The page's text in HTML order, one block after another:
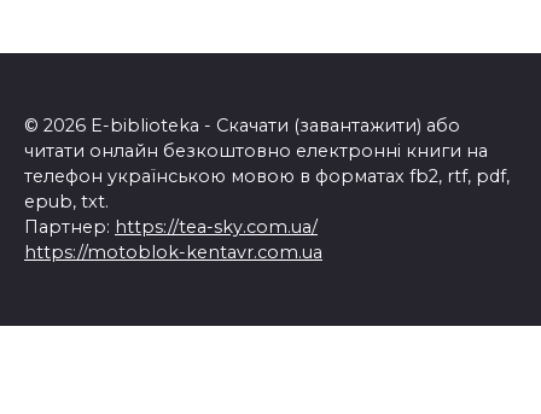
© 2026 E-biblioteka - Скачати (завантажити) або
читати онлайн безкоштовно електронні книги на
телефон українською мовою в форматах fb2, rtf, pdf,
epub, txt.
Партнер: https://tea-sky.com.ua/
https://motoblok-kentavr.com.ua